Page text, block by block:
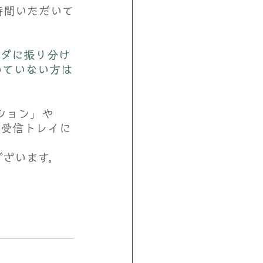
いただいて
に振り分け
いない方は
ョン」や
信トレイに
います。